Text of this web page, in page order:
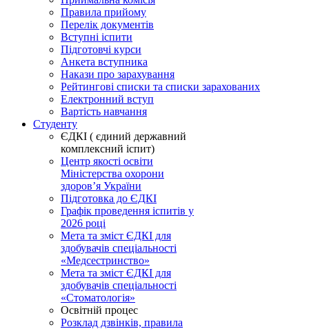
Правила прийому
Перелік документів
Вступні іспити
Підготовчі курси
Анкета вступника
Накази про зарахування
Рейтингові списки та списки зарахованих
Електронний вступ
Вартість навчання
Студенту
ЄДКІ ( єдиний державний
комплексний іспит)
Центр якості освіти
Міністерства охорони
здоровʼя України
Підготовка до ЄДКІ
Графік проведення іспитів у
2026 році
Мета та зміст ЄДКІ для
здобувачів спеціальності
«Медсестринство»
Мета та зміст ЄДКІ для
здобувачів спеціальності
«Стоматологія»
Освітній процес
Розклад дзвінків, правила